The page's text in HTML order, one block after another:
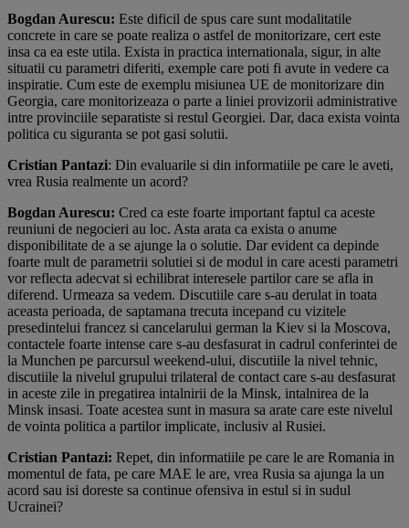
Bogdan Aurescu: Este dificil de spus care sunt modalitatile
concrete in care se poate realiza o astfel de monitorizare, cert este
insa ca ea este utila. Exista in practica internationala, sigur, in alte
situatii cu parametri diferiti, exemple care poti fi avute in vedere ca
inspiratie. Cum este de exemplu misiunea UE de monitorizare din
Georgia, care monitorizeaza o parte a liniei provizorii administrative
intre provinciile separatiste si restul Georgiei. Dar, daca exista vointa
politica cu siguranta se pot gasi solutii.
Cristian Pantazi: Din evaluarile si din informatiile pe care le aveti,
vrea Rusia realmente un acord?
Bogdan Aurescu: Cred ca este foarte important faptul ca aceste
reuniuni de negocieri au loc. Asta arata ca exista o anume
disponibilitate de a se ajunge la o solutie. Dar evident ca depinde
foarte mult de parametrii solutiei si de modul in care acesti parametri
vor reflecta adecvat si echilibrat interesele partilor care se afla in
diferend. Urmeaza sa vedem. Discutiile care s-au derulat in toata
aceasta perioada, de saptamana trecuta incepand cu vizitele
presedintelui francez si cancelarului german la Kiev si la Moscova,
contactele foarte intense care s-au desfasurat in cadrul conferintei de
la Munchen pe parcursul weekend-ului, discutiile la nivel tehnic,
discutiile la nivelul grupului trilateral de contact care s-au desfasurat
in aceste zile in pregatirea intalnirii de la Minsk, intalnirea de la
Minsk insasi. Toate acestea sunt in masura sa arate care este nivelul
de vointa politica a partilor implicate, inclusiv al Rusiei.
Cristian Pantazi: Repet, din informatiile pe care le are Romania in
momentul de fata, pe care MAE le are, vrea Rusia sa ajunga la un
acord sau isi doreste sa continue ofensiva in estul si in sudul
Ucrainei?